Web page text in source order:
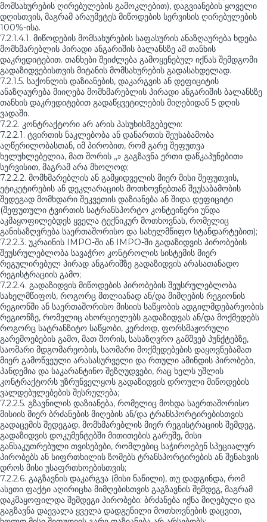
მომსახურების ღირებულების გამოკლებით), დაგვიანების ყოველი
დღისთვის, მაგრამ არაუმეტეს მიწოდების სერვისის ღირებულების
100%-ისა.
7.2.1.4.1. მიწოდების მომსახურების საფასურის ანაზღაურება ხდება
მომხმარებლის პირადი ანგარიშის ბალანსზე ამ თანხის
დაკრედიტებით. თანხები შეიძლება გამოყენებულ იქნას შემდგომი
გადაზიდვებისთვის მიტანის მომსახურების გადასახდელად.
7.2.1.5. საქონლის დაზიანების, დაკარგვის ან დეფიციტის
ანაზღაურება მიიღება მომხმარებლის პირადი ანგარიშის ბალანსზე
თანხის დაკრედიტებით გადაწყვეტილების მიღებიდან 5 დღის
ვადაში.
7.2.2. კონტრაქტორი არ არის პასუხისმგებელი:
7.2.2.1. ტვირთის ნაკლებობა ან დანართის შეუსაბამობა
აღწერილობასთან, იმ პირობით, რომ გარე შეფუთვა
ხელუხლებელია, მათ შორის ,,» გაგზავნა ერთი დაწკაპუნებით»
სერვისით, მაგრამ არა მხოლოდ;
7.2.2.2. მომხმარებლის ან გამყიდველის მიერ მისი შეფუთვის,
ეტიკეტირების ან დეკლარაციის მოთხოვნებთან შეუსაბამობის
შედეგად მომხდარი შეკვეთის დაზიანება ან შიდა დეფიციტი
(შეფუთული ტვირთის სატრანსპორტო კონტეინერი უნდა
აკმაყოფილებდეს ყველა ტექნიკურ მოთხოვნას, რომელიც
განისაზღვრება საერთაშორისო და სახელმწიფო სტანდარტებით);
7.2.2.3. უკრაინის IMPO-ში ან IMPO-ში გადაზიდვის პირობების
შეუსრულებლობა სავაჭრო კონტროლის სისტემის მიერ
რეგულირებულ პირად ანგარიშზე გადაზიდვის არასათანადო
რეგისტრაციის გამო;
7.2.2.4. გადაზიდვის მიწოდების პირობების შეუსრულებლობა
სახელმწიფოს, როგორც მთლიანად ან/და მიმღების რეგიონის
რეგიონში ან საერთაშორისო მისიის საწყობის ადგილმდებარეობის
რეგიონზე, რომელიც ახორციელებს გადაზიდვას ან/და მოქმედებს
როგორც სატრანზიტო საწყობი, კერძოდ, ფორსმაჟორული
გარემოებების გამო, მათ შორის, სასაზღვრო გამშვებ პუნქტებზე,
საომარი მდგომარეობის, საომარი მოქმედებების დაყოვნებამათ
მიერ გამოწვეული არასასურველი და რთული ამინდის პირობები,
პანდემია და საკარანტინო შეზღუდვები, რაც ხელს უშლის
კონტრაქტორს უზრუნველყოს გადაზიდვის დროული მიწოდების
ვალდებულებების შესრულება;
7.2.2.5. გზავნილის დაზიანება, რომელიც მოხდა საერთაშორისო
მისიის მიერ ბრძანების მიღების ან/და ტრანსპორტირებისთვის
გადაცემის შედეგად, მომხმარებლის მიერ რეგისტრაციის შემდეგ,
გადაზიდვის დოკუმენტებში მითითების გარეშე, მისი
განსაკუთრებული თვისებები, რომლებიც საჭიროებენ სპეციალურ
პირობებს ან სიფრთხილის ზომებს ტრანსპორტირების ან შენახვის
დროს მისი უსაფრთხოებისთვის;
7.2.2.6. გაგზავნის დაკარგვა (მისი ნაწილი), თუ დადგინდა, რომ
ასეთი ფაქტი აღირიცხა მიმღებისთვის გაგზავნის შემდეგ, მაგრამ
დაკმაყოფილდა შემდეგი პირობები: ბრძანება იქნა მიღებული და
გაგზავნა დაევალა ყველა დადგენილი მოთხოვნების დაცვით,